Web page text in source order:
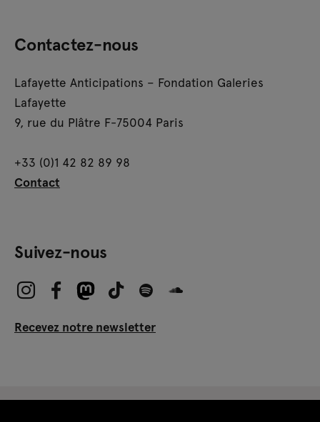
Contactez-nous
Lafayette Anticipations – Fondation Galeries
Lafayette
9, rue du Plâtre F-75004 Paris
+33 (0)1 42 82 89 98
Contact
Suivez-nous
Recevez notre newsletter